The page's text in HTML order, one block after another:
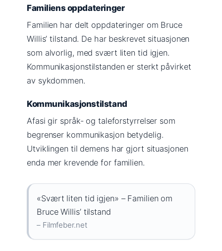
Familiens oppdateringer
Familien har delt oppdateringer om Bruce
Willis’ tilstand. De har beskrevet situasjonen
som alvorlig, med svært liten tid igjen.
Kommunikasjonstilstanden er sterkt påvirket
av sykdommen.
Kommunikasjonstilstand
Afasi gir språk- og taleforstyrrelser som
begrenser kommunikasjon betydelig.
Utviklingen til demens har gjort situasjonen
enda mer krevende for familien.
«Svært liten tid igjen» – Familien om
Bruce Willis’ tilstand
– Filmfeber.net